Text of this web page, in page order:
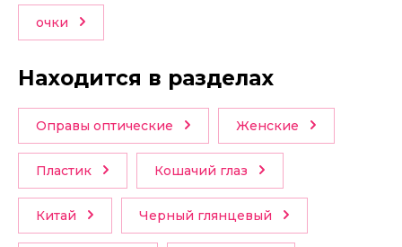
очки
Находится в разделах
Оправы оптические Женские
Пластик Кошачий глаз
Китай Черный глянцевый